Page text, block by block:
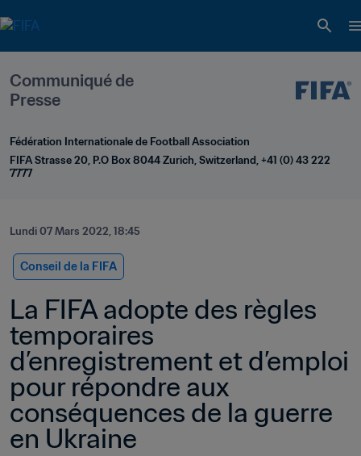
Communiqué de
Presse
Fédération Internationale de Football Association
FIFA Strasse 20, P.O Box 8044 Zurich, Switzerland, +41 (0) 43 222
7777
Lundi 07 Mars 2022, 18:45
Conseil de la FIFA
La FIFA adopte des règles
temporaires
d’enregistrement et d’emploi
pour répondre aux
conséquences de la guerre
en Ukraine